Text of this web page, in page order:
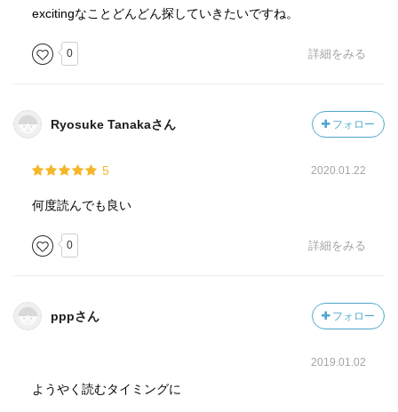
excitingなことどんどん探していきたいですね。
0 詳細をみる
Ryosuke Tanakaさん フォロー
5 2020.01.22
何度読んでも良い
0 詳細をみる
pppさん フォロー
2019.01.02
ようやく読むタイミングに